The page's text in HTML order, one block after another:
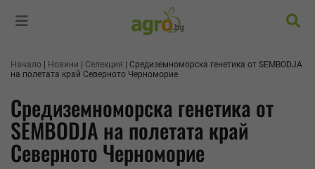
Начало Новини Селекция
Средиземноморска генетика от SEMBODJA
на полетата край Северното Черноморие
Средиземноморска генетика от
SEMBODJA на полетата край
Северното Черноморие